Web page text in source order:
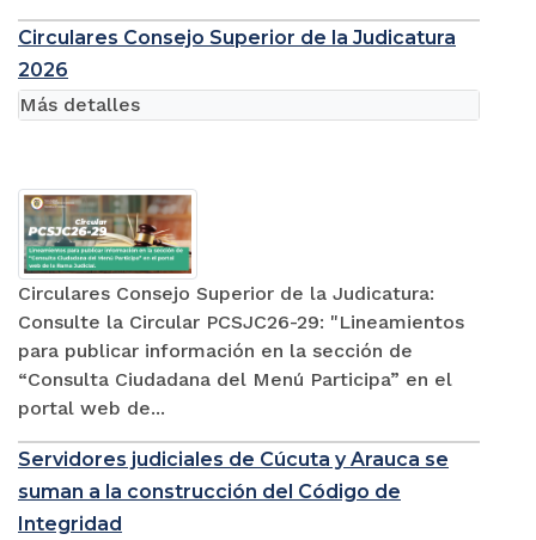
Circulares Consejo Superior de la Judicatura
2026
Circulares Consejo Superior de la Judicatura:
Consulte la Circular PCSJC26-29: "Lineamientos
para publicar información en la sección de
“Consulta Ciudadana del Menú Participa” en el
portal web de...
Más detalles
Servidores judiciales de Cúcuta y Arauca se
suman a la construcción del Código de
Integridad